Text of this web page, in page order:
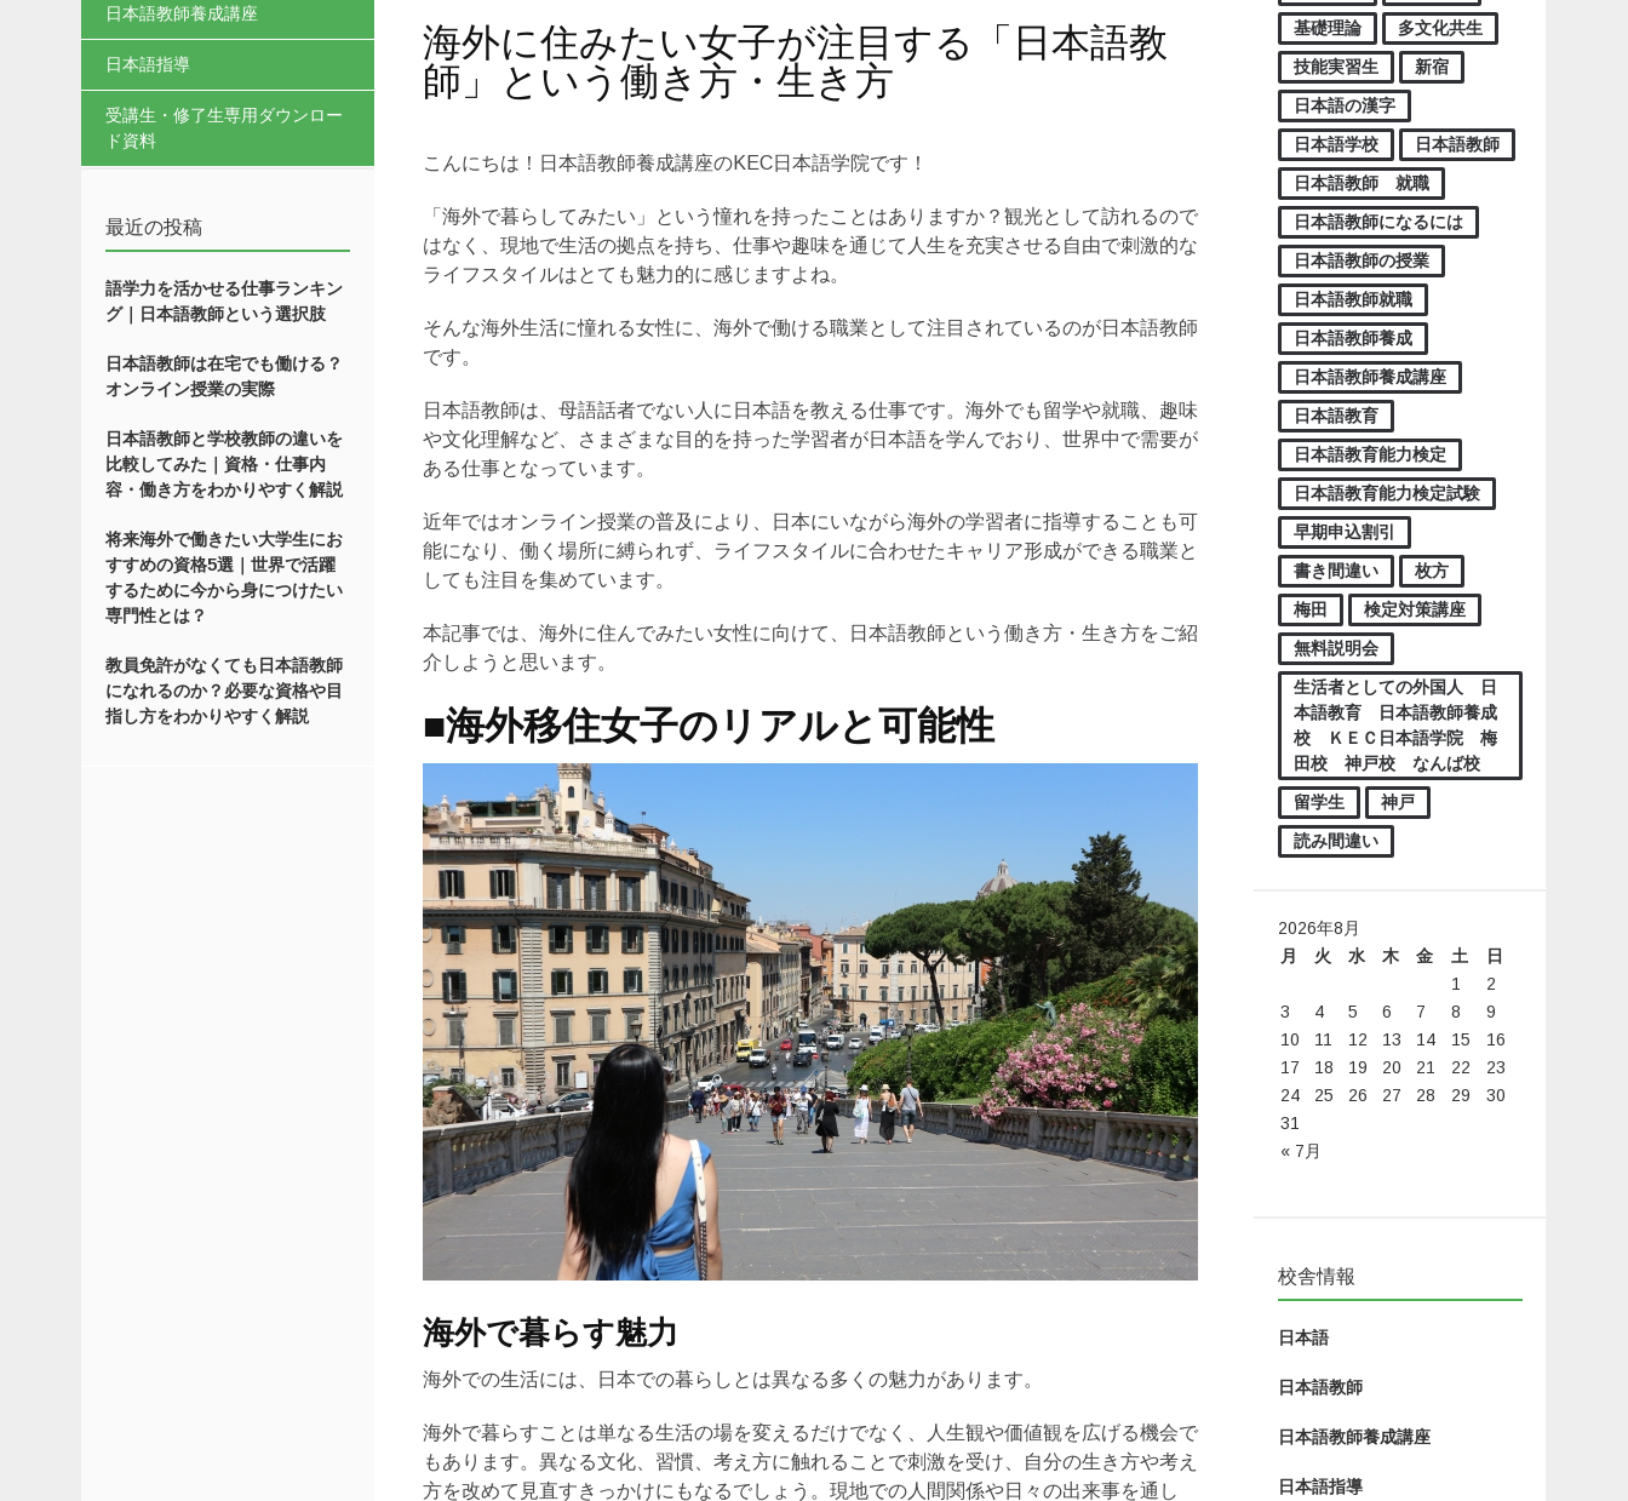
日本語教師養成講座
日本語指導
受講生・修了生専用ダウンロー
ド資料
最近の投稿
語学力を活かせる仕事ランキン
グ｜日本語教師という選択肢
日本語教師は在宅でも働ける？
オンライン授業の実際
日本語教師と学校教師の違いを
比較してみた｜資格・仕事内
容・働き方をわかりやすく解説
将来海外で働きたい大学生にお
すすめの資格5選｜世界で活躍
するために今から身につけたい
専門性とは？
教員免許がなくても日本語教師
になれるのか？必要な資格や目
指し方をわかりやすく解説
基礎理論
多文化共生
技能実習生
新宿
日本語の漢字
日本語学校
日本語教師
日本語教師 就職
日本語教師になるには
日本語教師の授業
日本語教師就職
日本語教師養成
日本語教師養成講座
日本語教育
日本語教育能力検定
日本語教育能力検定試験
早期申込割引
書き間違い
枚方
梅田
検定対策講座
無料説明会
生活者としての外国人 日
本語教育 日本語教師養成
校 ＫＥＣ日本語学院 梅
田校 神戸校 なんば校
留学生
神戸
読み間違い
2026年8月
月
火 水 木 金 土 日
« 7月
1
2
3
4 5 6 7 8
9
10
11 12 13 14 15
16
17
18 19 20 21 22
23
24
25 26 27 28 29
30
31
校舎情報
日本語
日本語教師
日本語教師養成講座
日本語指導
海外に住みたい女子が注目する「日本語教
師」という働き方・生き方
こんにちは！日本語教師養成講座のKEC日本語学院です！
「海外で暮らしてみたい」という憧れを持ったことはありますか？観光として訪れるので
はなく、現地で生活の拠点を持ち、仕事や趣味を通じて人生を充実させる自由で刺激的な
ライフスタイルはとても魅力的に感じますよね。
そんな海外生活に憧れる女性に、海外で働ける職業として注目されているのが日本語教師
です。
日本語教師は、母語話者でない人に日本語を教える仕事です。海外でも留学や就職、趣味
や文化理解など、さまざまな目的を持った学習者が日本語を学んでおり、世界中で需要が
ある仕事となっています。
近年ではオンライン授業の普及により、日本にいながら海外の学習者に指導することも可
能になり、働く場所に縛られず、ライフスタイルに合わせたキャリア形成ができる職業と
しても注目を集めています。
本記事では、海外に住んでみたい女性に向けて、日本語教師という働き方・生き方をご紹
介しようと思います。
■海外移住女子のリアルと可能性
海外で暮らす魅力
海外での生活には、日本での暮らしとは異なる多くの魅力があります。
海外で暮らすことは単なる生活の場を変えるだけでなく、人生観や価値観を広げる機会で
もあります。異なる文化、習慣、考え方に触れることで刺激を受け、自分の生き方や考え
方を改めて見直すきっかけにもなるでしょう。現地での人間関係や日々の出来事を通し